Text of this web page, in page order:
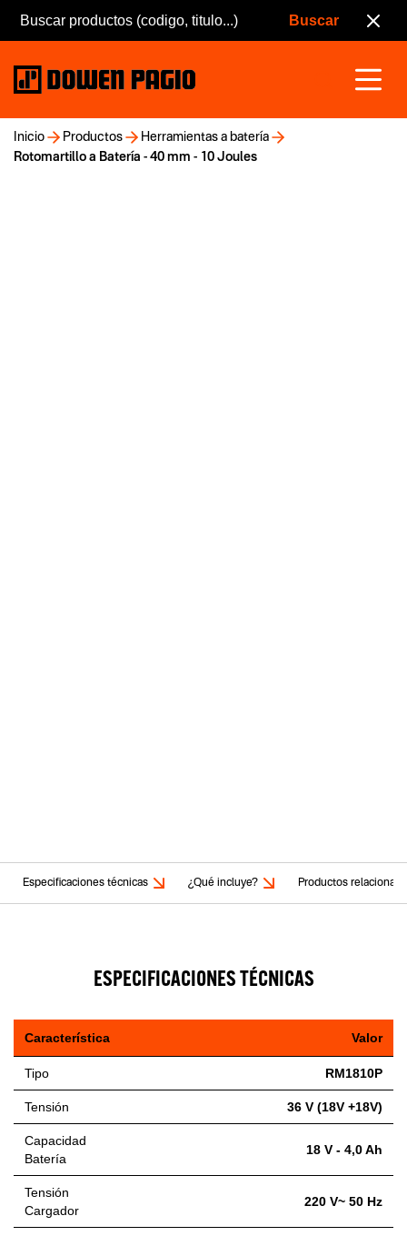
Inicio Productos
Herramientas a batería
Rotomartillo a Batería - 40 mm - 10 Joules
Especificaciones técnicas ¿Qué incluye? Productos
ESPECIFICACIONES TÉCNICAS
Característica Valor
Tipo RM1810P
Tensión 36 V (18V +18V)
Capacidad
Batería
18 V - 4,0 Ah
Tensión
Cargador
220 V~ 50 Hz